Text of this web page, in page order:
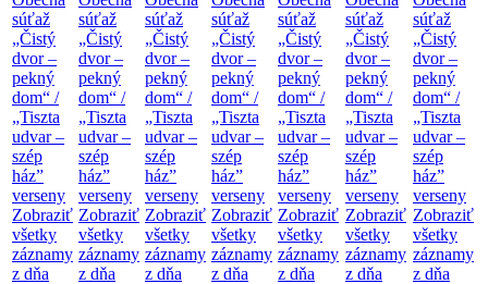
súťaž
„Čistý
dvor –
pekný
dom“ /
„Tiszta
udvar –
szép
ház”
verseny
Zobraziť
všetky
záznamy
z dňa
súťaž
„Čistý
dvor –
pekný
dom“ /
„Tiszta
udvar –
szép
ház”
verseny
Zobraziť
všetky
záznamy
z dňa
súťaž
„Čistý
dvor –
pekný
dom“ /
„Tiszta
udvar –
szép
ház”
verseny
Zobraziť
všetky
záznamy
z dňa
súťaž
„Čistý
dvor –
pekný
dom“ /
„Tiszta
udvar –
szép
ház”
verseny
Zobraziť
všetky
záznamy
z dňa
súťaž
„Čistý
dvor –
pekný
dom“ /
„Tiszta
udvar –
szép
ház”
verseny
Zobraziť
všetky
záznamy
z dňa
súťaž
„Čistý
dvor –
pekný
dom“ /
„Tiszta
udvar –
szép
ház”
verseny
Zobraziť
všetky
záznamy
z dňa
súťaž
„Čistý
dvor –
pekný
dom“ /
„Tiszta
udvar –
szép
ház”
verseny
Zobraziť
všetky
záznamy
z dňa